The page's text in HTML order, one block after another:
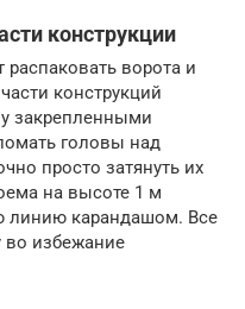
конструкции
ворота и
конструкций
закрепленными
головы над
просто затянуть их
на высоте 1 м
линию карандашом. Все
во избежание